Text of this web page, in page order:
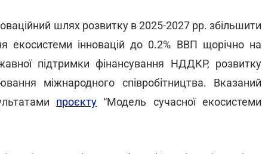
шлях розвитку в 2025-2027 рр. збільшити
екосистеми інновацій до 0.2% ВВП щорічно на
підтримки фінансування НДДКР, розвитку
міжнародного співробітництва. Вказаний
проєкту “Модель сучасної екосистеми